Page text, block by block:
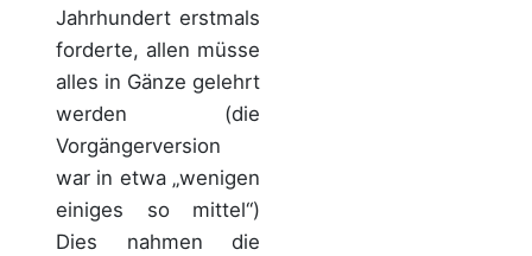
Jahrhundert erstmals
forderte, allen müsse
alles in Gänze gelehrt
werden (die
Vorgängerversion
war in etwa „wenigen
einiges so mittel“)
Dies nahmen die